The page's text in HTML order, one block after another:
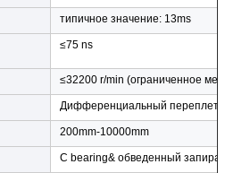
типичное значение: 13ms
≤75 ns
≤32200 r/min (ограниченное
Дифференциальный
200mm-10000mm
С bearing& обведенный